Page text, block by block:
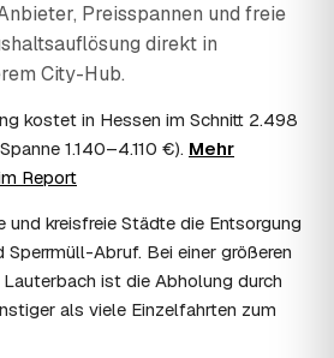
im Nachlass
können die Kosten einer
bei vermieteten Objekten teils
Sie erhalten eine ordentliche
klärt das Ihr
in Lauterbach vor Ort
durchgängig anwesend sein. Viele
nur die Schlüssel und
auf dem Laufenden halten. Eine
Preisspannen und freie
direkt in
City-Hub.
kostet in Hessen im Schnitt 2.498
1.140–4.110 €). Mehr
Report
und kreisfreie Städte die Entsorgung
Abruf. Bei einer größeren
ist die Abholung durch
als viele Einzelfahrten zum